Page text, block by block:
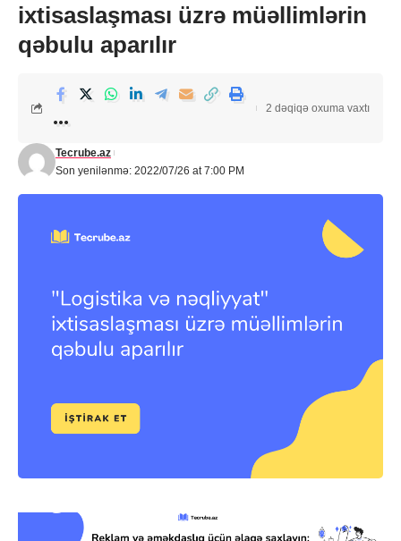
ixtisaslaşması üzrə müəllimlərin
qəbulu aparılır
Son yenilənmə: 2022/07/26 at 7:00 PM
Tecrube.az
2 dəqiqə oxuma vaxtı